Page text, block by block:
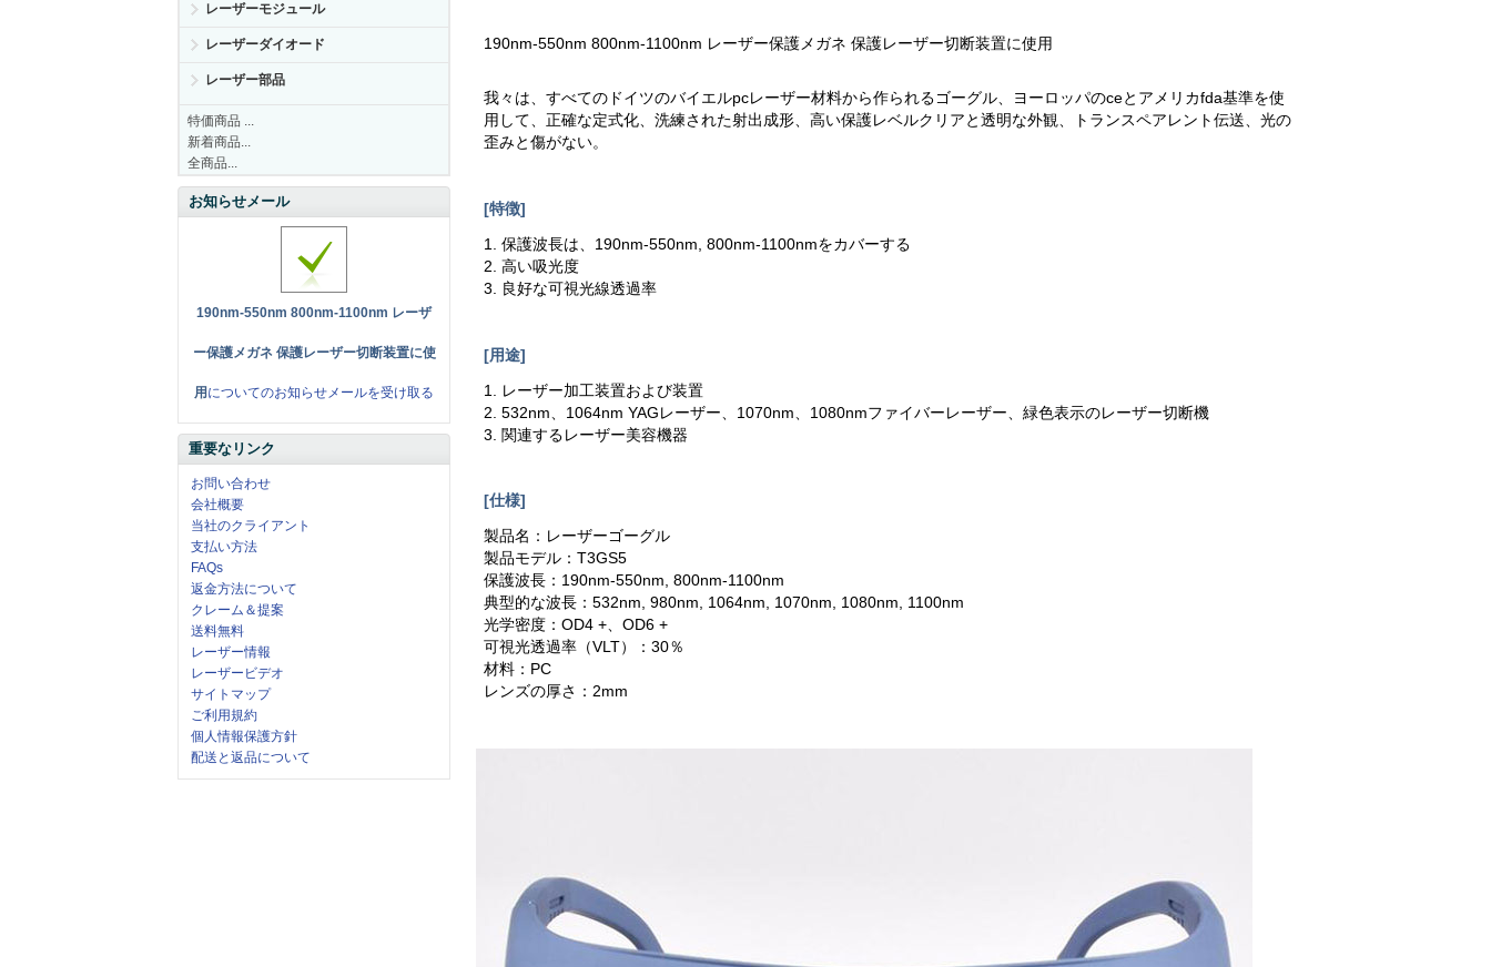
レーザーモジュール
レーザーダイオード
レーザー部品
特価商品 ...
新着商品...
全商品...
お知らせメール
190nm-550nm 800nm-1100nm レーザ
ー保護メガネ 保護レーザー切断装置に使
用 についてのお知らせメールを受け取る
重要なリンク
お問い合わせ
会社概要
当社のクライアント
支払い方法
FAQs
返金方法について
クレーム＆提案
送料無料
レーザー情報
レーザービデオ
サイトマップ
ご利用規約
個人情報保護方針
配送と返品について
190nm-550nm 800nm-1100nm レーザー保護メガネ 保護レーザー切断装置に使用
我々は、すべてのドイツのバイエルpcレーザー材料から作られるゴーグル、ヨーロッパのceとアメリカfda基準を使
用して、正確な定式化、洗練された射出成形、高い保護レベルクリアと透明な外観、トランスペアレント伝送、光の
歪みと傷がない。
[特徴]
1. 保護波長は、190nm-550nm, 800nm-1100nmをカバーする
2. 高い吸光度
3. 良好な可視光線透過率
[用途]
1. レーザー加工装置および装置
2. 532nm、1064nm YAGレーザー、1070nm、1080nmファイバーレーザー、緑色表示のレーザー切断機
3. 関連するレーザー美容機器
[仕様]
製品名：レーザーゴーグル
製品モデル：T3GS5
保護波長：190nm-550nm, 800nm-1100nm
典型的な波長：532nm, 980nm, 1064nm, 1070nm, 1080nm, 1100nm
光学密度：OD4 +、OD6 +
可視光透過率（VLT）：30％
材料：PC
レンズの厚さ：2mm